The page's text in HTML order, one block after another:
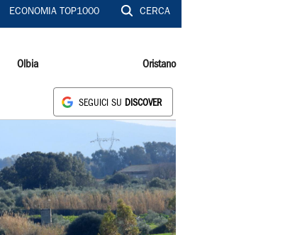
ECONOMIA TOP1000 CERCA
Olbia Oristano
SEGUICI SU DISCOVER